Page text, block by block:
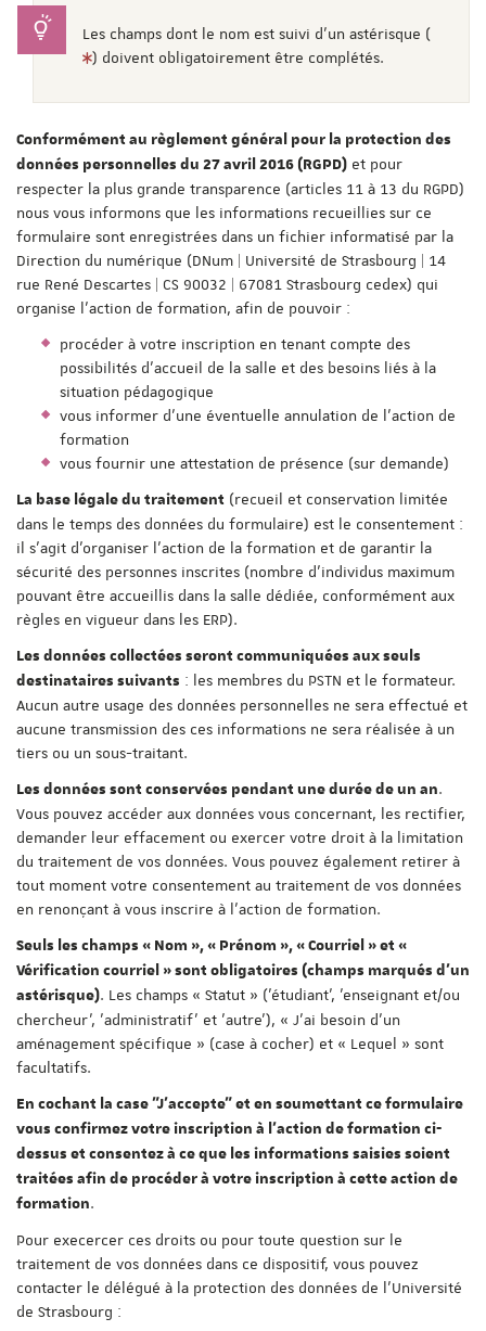
Les champs dont le nom est suivi d'un astérisque (
) doivent obligatoirement être complétés.
Conformément au règlement général pour la protection des
données personnelles du 27 avril 2016 (RGPD) et pour
respecter la plus grande transparence (articles 11 à 13 du RGPD)
nous vous informons que les informations recueillies sur ce
formulaire sont enregistrées dans un fichier informatisé par la
Direction du numérique (DNum | Université de Strasbourg | 14
rue René Descartes | CS 90032 | 67081 Strasbourg cedex) qui
organise l'action de formation, afin de pouvoir :
procéder à votre inscription en tenant compte des
possibilités d'accueil de la salle et des besoins liés à la
situation pédagogique
vous informer d'une éventuelle annulation de l'action de
formation
vous fournir une attestation de présence (sur demande)
La base légale du traitement (recueil et conservation limitée
dans le temps des données du formulaire) est le consentement :
il s'agit d'organiser l'action de la formation et de garantir la
sécurité des personnes inscrites (nombre d'individus maximum
pouvant être accueillis dans la salle dédiée, conformément aux
règles en vigueur dans les ERP).
Les données collectées seront communiquées aux seuls
destinataires suivants : les membres du PSTN et le formateur.
Aucun autre usage des données personnelles ne sera effectué et
aucune transmission des ces informations ne sera réalisée à un
tiers ou un sous-traitant.
Les données sont conservées pendant une durée de un an.
Vous pouvez accéder aux données vous concernant, les rectifier,
demander leur effacement ou exercer votre droit à la limitation
du traitement de vos données. Vous pouvez également retirer à
tout moment votre consentement au traitement de vos données
en renonçant à vous inscrire à l'action de formation.
Seuls les champs « Nom », « Prénom », « Courriel » et «
Vérification courriel » sont obligatoires (champs marqués d'un
astérisque). Les champs « Statut » ('étudiant', 'enseignant et/ou
chercheur', 'administratif' et 'autre'), « J'ai besoin d'un
aménagement spécifique » (case à cocher) et « Lequel » sont
facultatifs.
En cochant la case "J'accepte" et en soumettant ce formulaire
vous confirmez votre inscription à l'action de formation ci-
dessus et consentez à ce que les informations saisies soient
traitées afin de procéder à votre inscription à cette action de
formation.
Pour execercer ces droits ou pour toute question sur le
traitement de vos données dans ce dispositif, vous pouvez
contacter le délégué à la protection des données de l'Université
de Strasbourg :